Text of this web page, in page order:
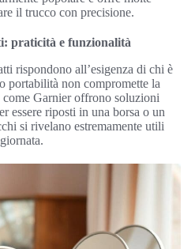
il trucco con precisione.
praticità e funzionalità
rispondono all’esigenza di chi è
portabilità non compromette la
Garnier offrono soluzioni
essere riposti in una borsa o un
si rivelano estremamente utili